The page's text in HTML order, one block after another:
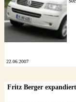
22.06.2007
Fritz Berger expandiert